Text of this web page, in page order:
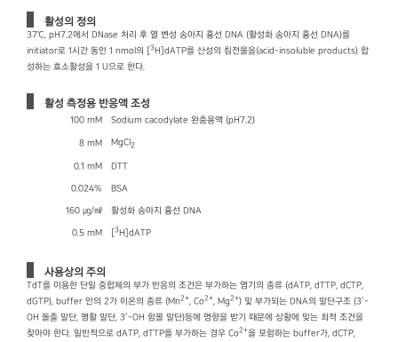
활성의 정의
37℃, pH7.2에서 DNase 처리 후 열 변성 송아지 흉선 DNA (활성화 송아지 흉선 DNA)를
initiator로 1시간 동안 1 nmol의 [
3H]dATP를 산성의 침전물을(acid-insoluble products) 합
성하는 효소활성을 1 U으로 한다.
활성 측정용 반응액 조성
100 mM Sodium cacodylate 완충용액 (pH7.2)
8 mM MgCl 2
0.1 mM DTT
0.024% BSA
160 ㎍/㎖ 활성화 송아지 흉선 DNA
0.5 mM 3H]dATP
사용상의 주의
TdT를 이용한 단일 중합체의 부가 반응의 조건은 부가하는 염기의 종류 (dATP, dTTP, dCTP,
dGTP), buffer 안의 2가 이온의 종류 (Mn2+, Co2+, Mg2+) 및 부가되는 DNA의 말단구조 (3’-
OH 돌출 말단, 평활 말단, 3’-OH 함몰 말단)등에 영향을 받기 때문에 상황에 맞는 최적 조건을
찾아야 한다. 일반적으로 dATP, dTTP를 부가하는 경우 Co2+을 포함하는 buffer가, dCTP,